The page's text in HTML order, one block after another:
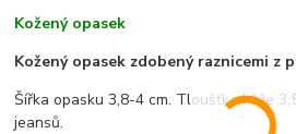
Kožený opasek
Kožený opasek zdobený raznicemi z
Šířka opasku 3,8-4 cm. Tloušťka kůže
jeansů.